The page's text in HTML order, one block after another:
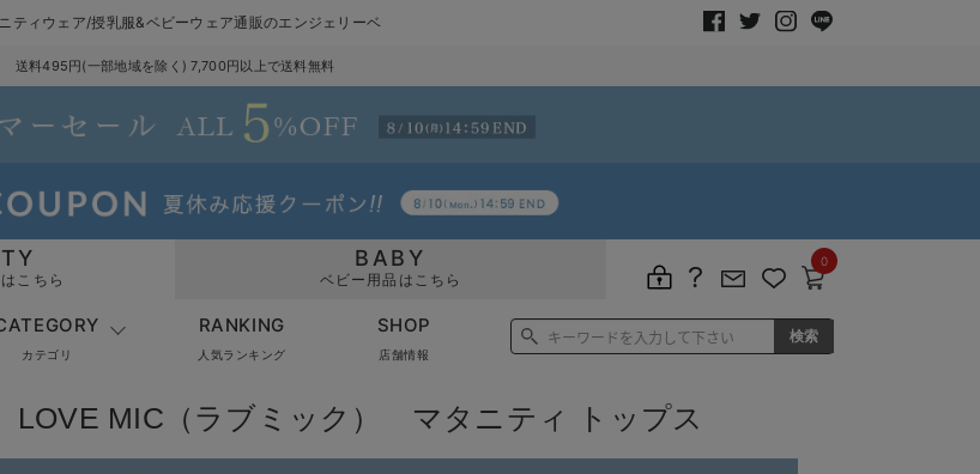
ティウェア/授乳服&ベビーウェア通販のエンジェリーベ
送料495円(一部地域を除く) 7,700円以上で送料無料
こちら
BABY
ベビー用品はこちら
0
カテゴリ
RANKING
人気ランキング
SHOP
店舗情報
LOVE MIC（ラブミック） マタニティ トップス